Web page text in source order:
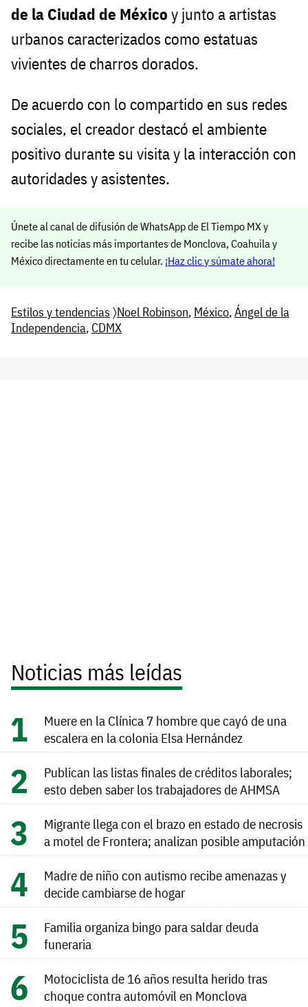
de la Ciudad de México y junto a artistas
urbanos caracterizados como estatuas
vivientes de charros dorados.
De acuerdo con lo compartido en sus redes
sociales, el creador destacó el ambiente
positivo durante su visita y la interacción con
autoridades y asistentes.
Únete al canal de difusión de WhatsApp de El Tiempo MX y
recibe las noticias más importantes de Monclova, Coahuila y
México directamente en tu celular. ¡Haz clic y súmate ahora!
Estilos y tendencias 〉Noel Robinson, México,Ángel de la
Independencia, CDMX
Noticias más leídas
Muere en la Clínica 7 hombre que cayó de una
escalera en la colonia Elsa Hernández
Publican las listas finales de créditos laborales;
esto deben saber los trabajadores de AHMSA
Migrante llega con el brazo en estado de necrosis
a motel de Frontera; analizan posible amputación
Madre de niño con autismo recibe amenazas y
decide cambiarse de hogar
Familia organiza bingo para saldar deuda
funeraria
Motociclista de 16 años resulta herido tras
choque contra automóvil en Monclova